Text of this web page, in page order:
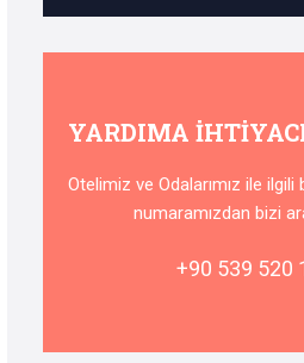
YARDIMA
Otelimiz ve Odalarımız ile
numaramızdan bizi
+90 539 520